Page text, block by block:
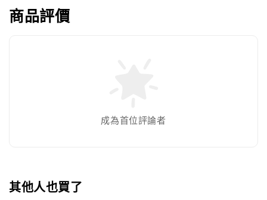
商品評價
成為首位評論者
其他人也買了